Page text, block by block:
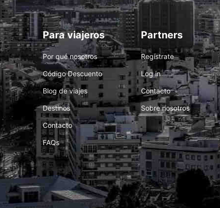
Para viajeros
Por qué nosotros
Código Descuento
Blog de viajes
Destinos
Contacto
FAQs
Partners
Regístrate
Log in
Contacto
Sobre nosotros